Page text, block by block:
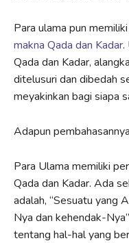
Para ulama pun
makna Qada dan Kadar.
Qada dan Kadar,
ditelusuri dan dibedah
meyakinkan bagi siapa
Adapun
Para Ulama memiliki
Qada dan Kadar. Ada
adalah, “Sesuatu yang
Nya dan kehendak-
tentang hal-hal yang